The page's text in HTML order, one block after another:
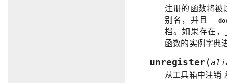
注册的函数将
别名，并且
档。如果存在，
函数的实例字典
unregister (
从工具箱中注销